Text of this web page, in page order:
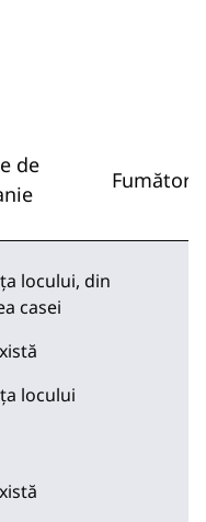
de
Fumători
locului, din
casei
locului